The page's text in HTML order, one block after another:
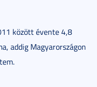
között évente 4,8
addig Magyarországon